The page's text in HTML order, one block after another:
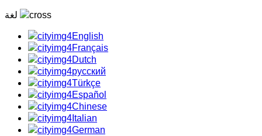
English
Français
Dutch
русский
Türkçe
Español
Chinese
Italian
German